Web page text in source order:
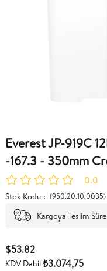
Everest JP-919C
-167.3 - 350mm
0.0
Stok Kodu (950.20.10.0035)
Kargoya Teslim
$53.82
KDV Dahil₺3.074,75